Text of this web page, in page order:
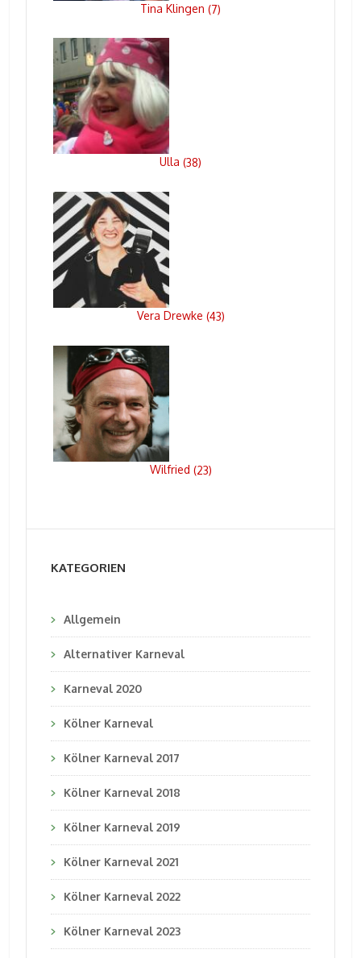
Tina Klingen (7)
Ulla (38)
Vera Drewke (43)
Wilfried (23)
KATEGORIEN
Allgemein
Alternativer Karneval
Karneval 2020
Kölner Karneval
Kölner Karneval 2017
Kölner Karneval 2018
Kölner Karneval 2019
Kölner Karneval 2021
Kölner Karneval 2022
Kölner Karneval 2023